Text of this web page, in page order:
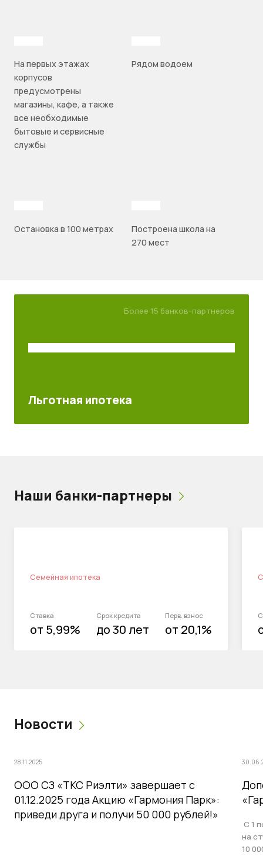
На первых этажах
корпусов
предусмотрены
магазины, кафе, а также
все необходимые
бытовые и сервисные
службы
Рядом водоем
Остановка в 100 метрах
Построена школа на
270 мест
Более 15 банков-партнеров
Льготная ипотека
Наши банки-партнеры
Семейная ипотека
Ставка
от 5,99%
Срок кредита
до 30 лет
Перв. взнос
от 20,1%
Новости
28.11.2025
ООО СЗ «ТКС Риэлти» завершает с
01.12.2025 года Акцию «Гармония Парк»:
приведи друга и получи 50 000 рублей!»
С 1
на
10